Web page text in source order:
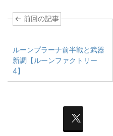
← 前回の記事
ルーンプラーナ前半戦と武器
新調【ルーンファクトリー
4】